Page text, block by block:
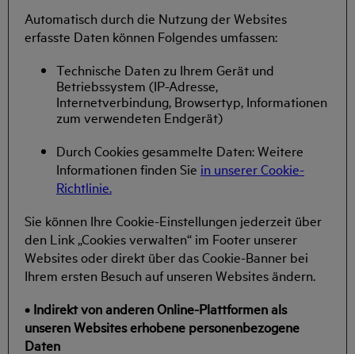
Automatisch durch die Nutzung der Websites
erfasste Daten können Folgendes umfassen:
Technische Daten zu Ihrem Gerät und
Betriebssystem (IP-Adresse,
Internetverbindung, Browsertyp, Informationen
zum verwendeten Endgerät)
Durch Cookies gesammelte Daten: Weitere
Informationen finden Sie in unserer Cookie-
Richtlinie.
Sie können Ihre Cookie-Einstellungen jederzeit über
den Link „Cookies verwalten“ im Footer unserer
Websites oder direkt über das Cookie-Banner bei
Ihrem ersten Besuch auf unseren Websites ändern.
• Indirekt von anderen Online-Plattformen als
unseren Websites erhobene personenbezogene
Daten